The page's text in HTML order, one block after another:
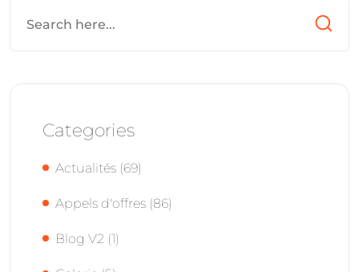
Categories
Actualités (69)
Appels d'offres (86)
Blog V2 (1)